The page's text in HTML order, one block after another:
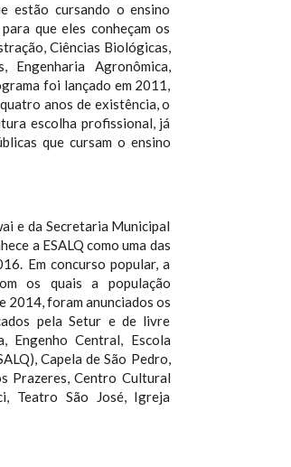
estão cursando o ensino
que eles conheçam os
Ciências Biológicas,
Engenharia Agronômica,
foi lançado em 2011,
anos de existência, o
escolha profissional, já
que cursam o ensino
e da Secretaria Municipal
a ESALQ como uma das
Em concurso popular, a
os quais a população
2014, foram anunciados os
pela Setur e de livre
Engenho Central, Escola
Capela de São Pedro,
Prazeres, Centro Cultural
Teatro São José, Igreja